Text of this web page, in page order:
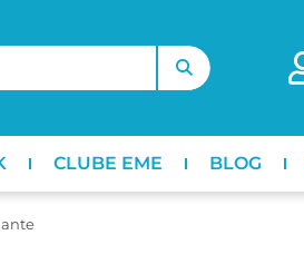
CLUBE EME BLOG